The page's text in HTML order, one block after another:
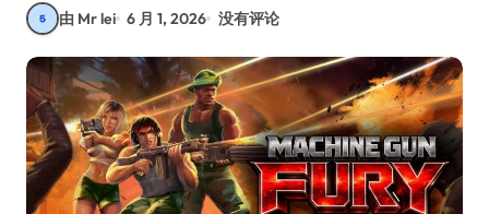
由 Mr lei 6 月 1, 2026 没有评论